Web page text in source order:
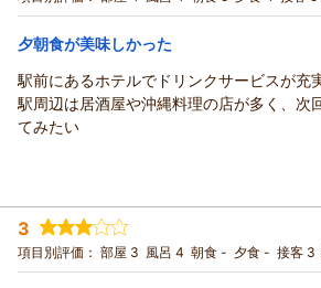
宿泊価格帯： 7,001～8,000円(大人一人あたり/税
この度は当館をご利用いただき、誠にあり
駅近の立地につきまして、お役立ていただ
じます。
また、お荷物のお預かりにつきましては
しました。貴重なご意見をお寄せいただ
す。ご利用に際して分かりやすくご案内
考とさせていただきます。
これからもより快適にご利用いただけるホ
りますので、また機会がございましたら
夕朝食が美味しかった
駅前にあるホテルでドリンクサービスが充
駅周辺は居酒屋や沖縄料理の店が多く、次
てみたい
投稿者： 舞妓さん(男性/70代)
宿泊プラン： 【２食付き】 イチボに塩漬け豚バラ
べ放題サイドブッフェ。生ビールは１杯無料！
ツ
宿泊価格帯： 9,001～10,000円(大人一人あたり/
3
項目別評価： 部屋 3 風呂 4 朝食 - 夕食 - 接客 3